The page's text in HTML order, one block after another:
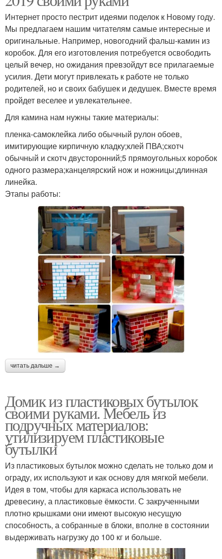
Интернет просто пестрит идеями поделок к Новому году.
Мы предлагаем нашим читателям самые интересные и
оригинальные. Например, новогодний фальш-камин из
коробок. Для его изготовления потребуется освободить
целый вечер, но ожидания превзойдут все прилагаемые
усилия. Дети могут привлекать к работе не только
родителей, но и своих бабушек и дедушек. Вместе время
пройдет веселее и увлекательнее.
Для камина нам нужны такие материалы:
пленка-самоклейка либо обычный рулон обоев,
имитирующие кирпичную кладку;клей ПВА;скотч
обычный и скотч двусторонний;5 прямоугольных коробок
одного размера;канцелярский нож и ножницы;длинная
линейка.
Этапы работы:
читать дальше →
Домик из пластиковых бутылок
своими руками. Мебель из
подручных материалов:
утилизируем пластиковые
бутылки
Из пластиковых бутылок можно сделать не только дом и
ограду, их используют и как основу для мягкой мебели.
Идея в том, чтобы для каркаса использовать не
древесину, а пластиковые ёмкости. С закрученными
плотно крышками они имеют высокую несущую
способность, а собранные в блоки, вполне в состоянии
выдерживать нагрузку до 100 кг и больше.